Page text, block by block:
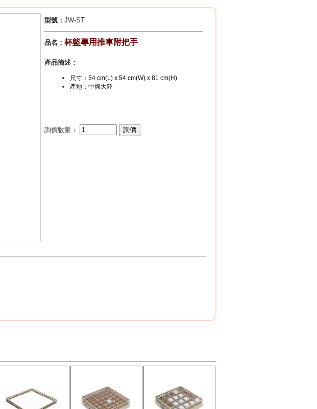
設計簡潔，清洗方便，符合食品安全衛生規範。
型號： JW-ST
品名： 杯籃專用推車附把手
產品簡述：
尺寸： 54 cm(L) x 54 cm(W) x 81 cm(H)
產地：中國大陸
詢價數量：